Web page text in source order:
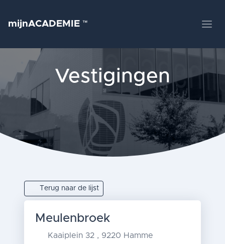
mijnACADEMIE ™
Vestigingen
Terug naar de lijst
Meulenbroek
Kaaiplein 32 , 9220 Hamme